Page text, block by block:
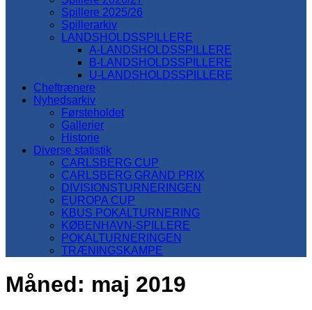
Spillere 2025/26
Spillerarkiv
LANDSHOLDSSPILLERE
A-LANDSHOLDSSPILLERE
B-LANDSHOLDSSPILLERE
U-LANDSHOLDSSPILLERE
Cheftrænere
Nyhedsarkiv
Førsteholdet
Gallerier
Historie
Diverse statistik
CARLSBERG CUP
CARLSBERG GRAND PRIX
DIVISIONSTURNERINGEN
EUROPA CUP
KBUS POKALTURNERING
KØBENHAVN-SPILLERE
POKALTURNERINGEN
TRÆNINGSKAMPE
Måned: maj 2019